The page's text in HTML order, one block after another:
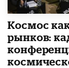
Космос
рынков: